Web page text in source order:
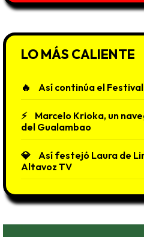
LO MÁS CALIENTE
Así continúa el
Marcelo Krioka, un
del Gualambao
Así festejó Laura de
Altavoz TV